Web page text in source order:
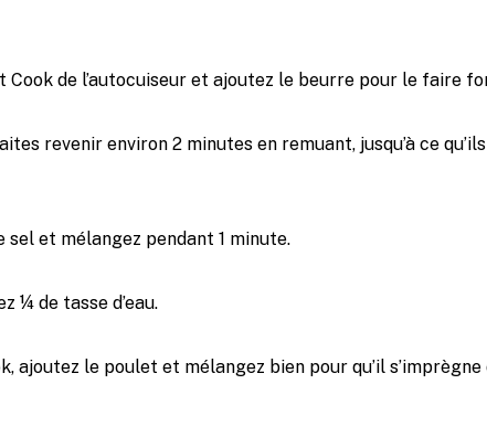
de l’autocuiseur et ajoutez le beurre pour le faire
revenir environ 2 minutes en remuant, jusqu’à ce
et mélangez pendant 1 minute.
¼ de tasse d’eau.
ajoutez le poulet et mélangez bien pour qu’il s’imprègne